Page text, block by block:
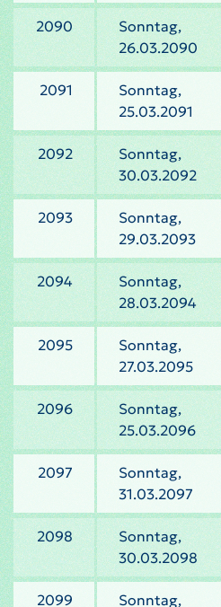
2090
Sonntag,
26.03.2090
2091
Sonntag,
25.03.2091
2092
Sonntag,
30.03.2092
2093
Sonntag,
29.03.2093
2094
Sonntag,
28.03.2094
2095
Sonntag,
27.03.2095
2096
Sonntag,
25.03.2096
2097
Sonntag,
31.03.2097
2098
Sonntag,
30.03.2098
2099
Sonntag,